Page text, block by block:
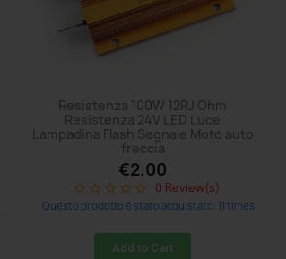
Resistenza 100W 12RJ Ohm
Resistenza 24V LED Luce
Lampadina Flash Segnale Moto auto
freccia
€2.00
star_border star_border star_border star_border star_border 0 Review(s)
Questo prodotto è stato acquistato: 11 times
Add to Cart